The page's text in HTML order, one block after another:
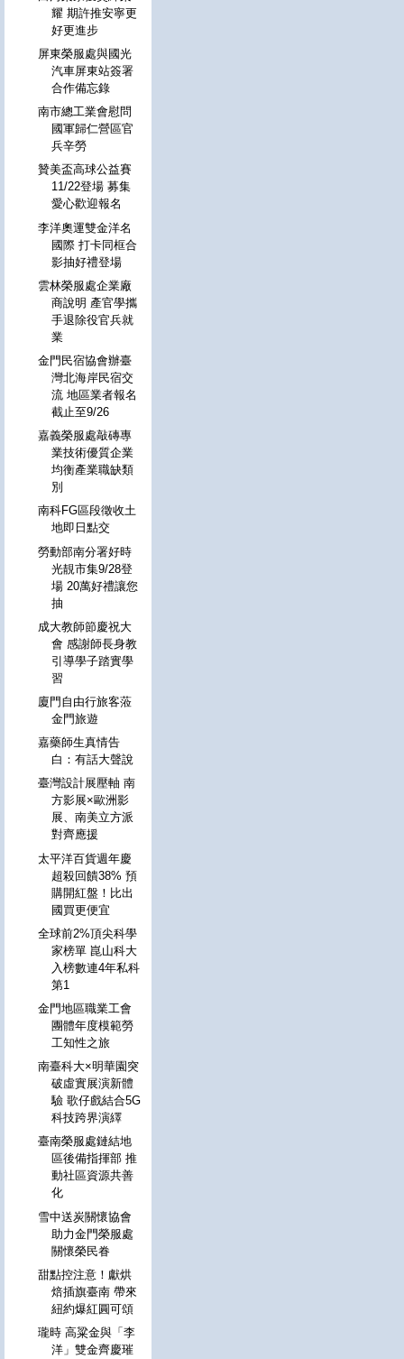
耀 期許推安寧更
好更進步
屏東榮服處與國光
汽車屏東站簽署
合作備忘錄
南市總工業會慰問
國軍歸仁營區官
兵辛勞
贊美盃高球公益賽
11/22登場 募集
愛心歡迎報名
李洋奧運雙金洋名
國際 打卡同框合
影抽好禮登場
雲林榮服處企業廠
商說明 產官學攜
手退除役官兵就
業
金門民宿協會辦臺
灣北海岸民宿交
流 地區業者報名
截止至9/26
嘉義榮服處敲磚專
業技術優質企業
均衡產業職缺類
別
南科FG區段徵收土
地即日點交
勞動部南分署好時
光靚市集9/28登
場 20萬好禮讓您
抽
成大教師節慶祝大
會 感謝師長身教
引導學子踏實學
習
廈門自由行旅客蒞
金門旅遊
嘉藥師生真情告
白：有話大聲說
臺灣設計展壓軸 南
方影展×歐洲影
展、南美立方派
對齊應援
太平洋百貨週年慶
超殺回饋38% 預
購開紅盤！比出
國買更便宜
全球前2%頂尖科學
家榜單 崑山科大
入榜數連4年私科
第1
金門地區職業工會
團體年度模範勞
工知性之旅
南臺科大×明華園突
破虛實展演新體
驗 歌仔戲結合5G
科技跨界演繹
臺南榮服處鏈結地
區後備指揮部 推
動社區資源共善
化
雪中送炭關懷協會
助力金門榮服處
關懷榮民眷
甜點控注意！獻烘
焙插旗臺南 帶來
紐約爆紅圓可頌
瓏時 高粱金與「李
洋」雙金齊慶璀